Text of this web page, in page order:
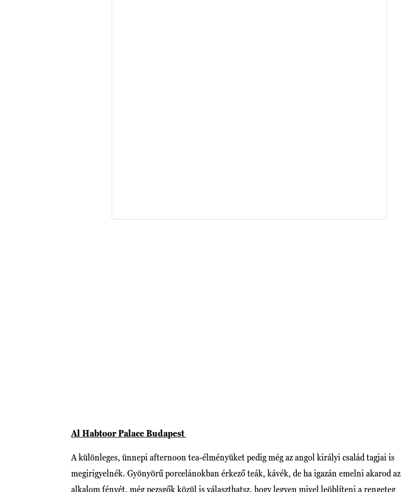
Al Habtoor Palace Budapest
A különleges, ünnepi afternoon tea-élményüket pedig még az angol királyi család tagjai is
megirigyelnék. Gyönyörű porcelánokban érkező teák, kávék, de ha igazán emelni akarod az
alkalom fényét, még pezsgők közül is választhatsz, hogy legyen mivel leöblíteni a rengeteg